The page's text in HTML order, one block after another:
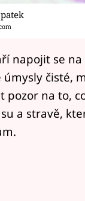
napojit se
úmysly čisté,
pozor na to,
a stravě,